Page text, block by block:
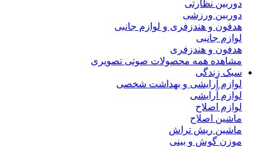
دوربین نظارتی
دوربین ورزشی
هدفون و هندزفری و لوازم جانبی
لوازم جانبی
هدفون و هندزفری
مشاهده همه محصولات صوتی تصویری
سبک زندگی
لوازم آرایشی و بهداشت شخصی
لوازم آرایشی
لوازم اصلاح
ماشین اصلاح
ماشین ریش تراش
موزن گوش و بینی